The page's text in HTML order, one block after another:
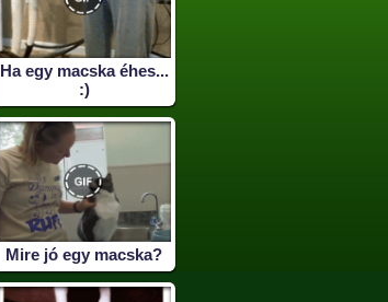
Ha egy macska éhes...
:)
Mire jó egy macska?